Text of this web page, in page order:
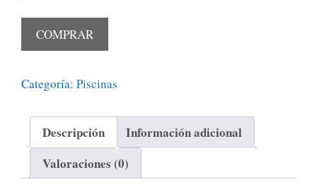
COMPRAR
Categoría: Piscinas
Descripción
Información adicional
Valoraciones (0)